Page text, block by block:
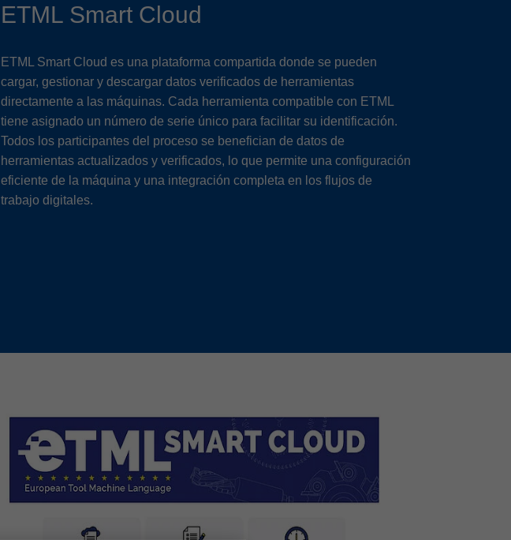
ETML Smart Cloud
ETML Smart Cloud es una plataforma compartida donde se pueden
cargar, gestionar y descargar datos verificados de herramientas
directamente a las máquinas. Cada herramienta compatible con ETML
tiene asignado un número de serie único para facilitar su identificación.
Todos los participantes del proceso se benefician de datos de
herramientas actualizados y verificados, lo que permite una configuración
eficiente de la máquina y una integración completa en los flujos de
trabajo digitales.